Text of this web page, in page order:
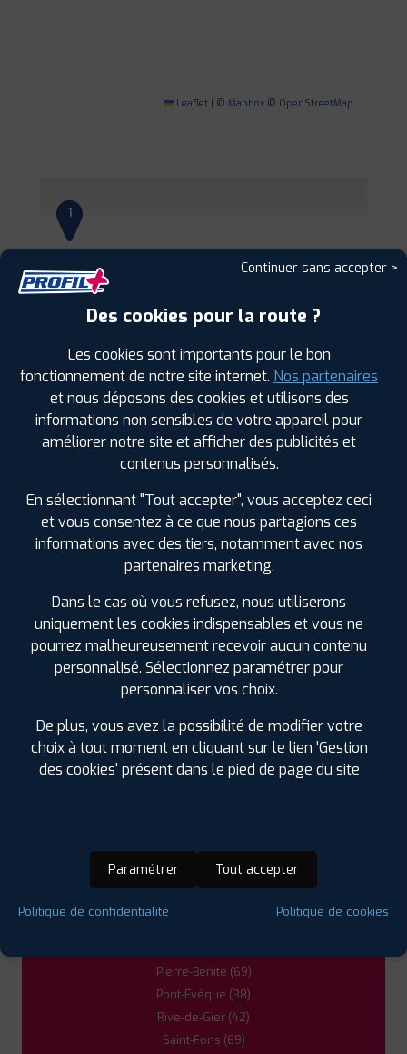
Leaflet | © Mapbox © OpenStreetMap
1
PROFIL PLUS
7 PLAINE DE GREZIEUX
0477759816
| +D'INFOS
2
PROFIL PLUSGENAY
725 RUE DES JONCHERES69730 GENAY
DANS LES VILLES À PROXIMITÉ
Brignais (69)
Brindas (69)
Chaponost (69)
Corbas (69)
Craponne (69)
Feyzin (69)
La Mulatière (69)
Pierre-Bénite (69)
Pont-Évêque (38)
Rive-de-Gier (42)
Saint-Fons (69)
Continuer sans accepter >
Des cookies pour la route ?
Les cookies sont importants pour le bon
fonctionnement de notre site internet. Nos partenaires
et nous déposons des cookies et utilisons des
informations non sensibles de votre appareil pour
améliorer notre site et afficher des publicités et
contenus personnalisés.
En sélectionnant "Tout accepter", vous acceptez ceci
et vous consentez à ce que nous partagions ces
informations avec des tiers, notamment avec nos
partenaires marketing.
Dans le cas où vous refusez, nous utiliserons
uniquement les cookies indispensables et vous ne
pourrez malheureusement recevoir aucun contenu
personnalisé. Sélectionnez paramétrer pour
personnaliser vos choix.
De plus, vous avez la possibilité de modifier votre
choix à tout moment en cliquant sur le lien 'Gestion
des cookies' présent dans le pied de page du site
Paramétrer Tout accepter
Politique de confidentialité Politique de cookies